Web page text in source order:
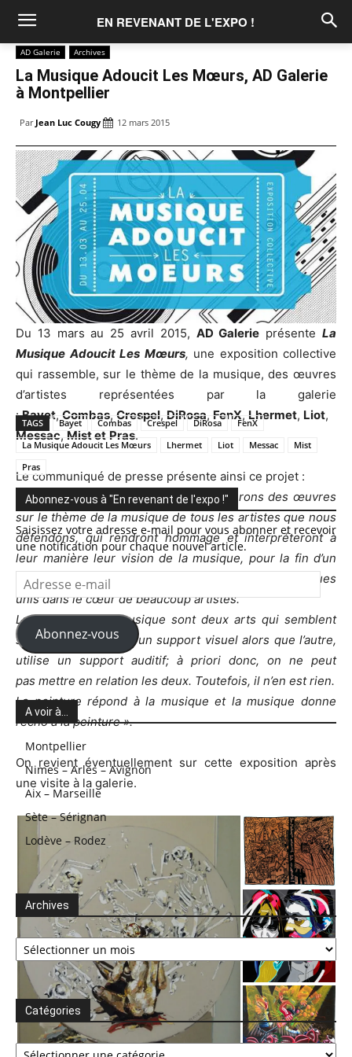
EN REVENANT DE L'EXPO !
AD Galerie Archives
La Musique Adoucit Les Mœurs, AD Galerie
à Montpellier
Par Jean Luc Cougy 12 mars 2015
Du 13 mars au 25 avril 2015, AD Galerie présenteLa
Musique Adoucit Les Mœurs, une exposition collective
qui rassemble, sur le thème de la musique, des œuvres
d’artistes représentées par la galerie
:Bayet, Combas, Crespel, DiRosa, FenX, Lhermet, Liot,
Messac, Mist et Pras.
Le communiqué de presse présente ainsi ce projet :
«Pour cette exposition, nous présenterons des œuvres
sur le thème de la musique de tous les artistes que nous
défendons, qui rendront hommage et interpréteront à
leur manière leur vision de la musique, pour la fin d’un
cloisonnement absurde entre deux genres artistiques
unis dans le cœur de beaucoup artistes.
La peinture et la musique sont deux arts qui semblent
s
’opposer, l’un utilise un support visuel alors que l’autre,
utilise un support auditif; à priori donc, on ne peut
pas mettre en relation les deux. Toutefois, il n’en est rien.
La peinture répond à la musique et la musique donne
l’écho à la peinture ».
On revient éventuellement sur cette exposition après
une visite à la galerie.
TAGS Bayet Combas Crespel DiRosa
FenX
La Musique Adoucit Les Mœurs
Lhermet Liot Messac
Mist
Pras
Abonnez-vous à "En revenant de l'expo !"
Saisissez votre adresse e-mail pour vous abonner et recevoir
une notification pour chaque nouvel article.
Adresse
e-
mail
Abonnez-vous
A voir à…
Montpellier
Nimes – Arles – Avignon
Aix – Marseille
Sète – Sérignan
Lodève – Rodez
Archives
Archives
Catégories
Catégories